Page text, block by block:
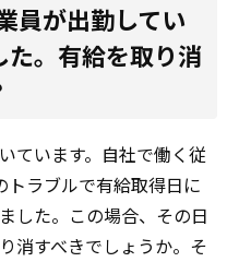
員が出勤してい
た。有給を取り消
ています。自社で働く従
ラブルで有給取得日に
した。この場合、その日
消すべきでしょうか。そ